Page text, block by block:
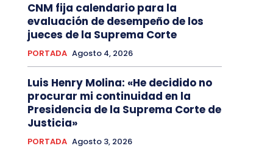
CNM fija calendario para la
evaluación de desempeño de los
jueces de la Suprema Corte
PORTADA Agosto 4, 2026
Luis Henry Molina: «He decidido no
procurar mi continuidad en la
Presidencia de la Suprema Corte de
Justicia»
PORTADA Agosto 3, 2026